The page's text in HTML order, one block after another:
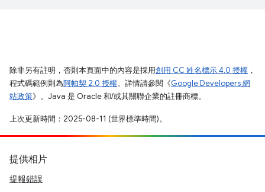
除非另有註明，否則本頁面中的內容是採用創用 CC 姓名標示 4.0 授權 ，
程式碼範例則為阿帕契 2.0 授權。詳情請參閱《Google Developers 網
站政策》。Java 是 Oracle 和/或其關聯企業的註冊商標。
上次更新時間：2025-08-11 (世界標準時間)。
提供相片
提報錯誤